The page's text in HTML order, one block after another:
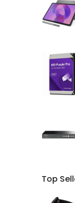
Top